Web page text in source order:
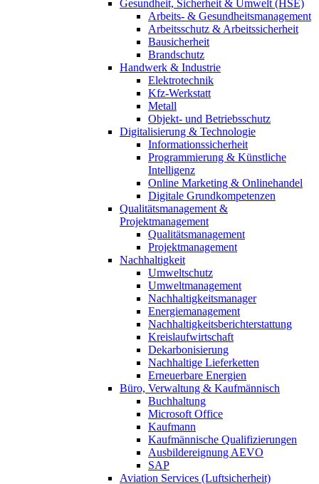
Gesundheit, Sicherheit & Umwelt (HSE)
Arbeits- & Gesundheitsmanagement
Arbeitsschutz & Arbeitssicherheit
Bausicherheit
Brandschutz
Handwerk & Industrie
Elektrotechnik
Kfz-Werkstatt
Metall
Objekt- und Betriebsschutz
Digitalisierung & Technologie
Informationssicherheit
Programmierung & Künstliche
Intelligenz
Online Marketing & Onlinehandel
Digitale Grundkompetenzen
Qualitätsmanagement &
Projektmanagement
Qualitätsmanagement
Projektmanagement
Nachhaltigkeit
Umweltschutz
Umweltmanagement
Nachhaltigkeitsmanager
Energiemanagement
Nachhaltigkeitsberichterstattung
Kreislaufwirtschaft
Dekarbonisierung
Nachhaltige Lieferketten
Erneuerbare Energien
Büro, Verwaltung & Kaufmännisch
Buchhaltung
Microsoft Office
Kaufmann
Kaufmännische Qualifizierungen
Ausbildereignung AEVO
SAP
Aviation Services (Luftsicherheit)